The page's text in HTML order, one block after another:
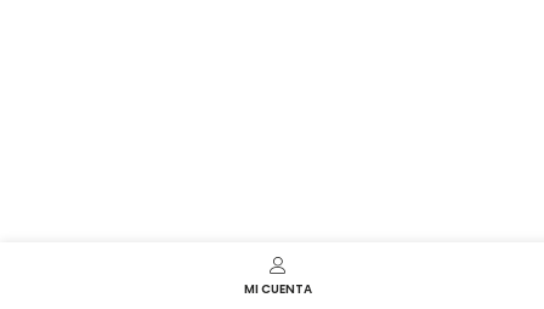
MI CUENTA